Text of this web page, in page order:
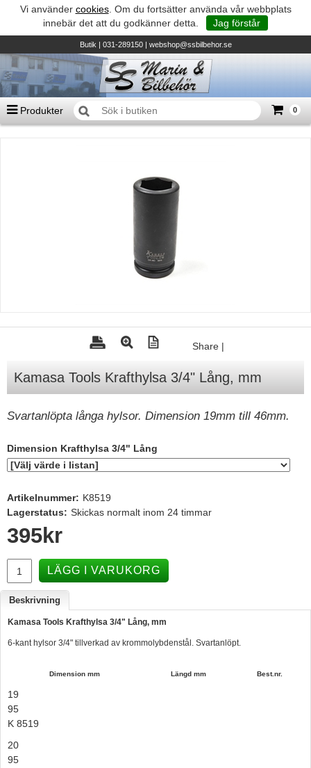
Vi använder cookies. Om du fortsätter använda vår webbplats
innebär det att du godkänner detta.
Jag förstår
Butik| 031-289150 | webshop@ssbilbehor.se
Produkter 0
TILL KASSAN
TK Trailer
Yamaha Servicedelar
Mercury Servicedelar
Garmin
Lowrance
Humminbird
Simrad
B&G
Båttillbehör
Hummertina
CTEK - Batteriladdare
Kamasa Tools - Verktyg
Share |
Kamasa Tools Krafthylsa 3/4" Lång, mm
Svartanlöpta långa hylsor. Dimension 19mm till 46mm.
Dimension Krafthylsa 3/4" Lång
Artikelnummer: K8519
Lagerstatus: Skickas normalt inom 24 timmar
395kr
LÄGG I VARUKORG
Beskrivning
Kamasa Tools Krafthylsa 3/4" Lång, mm
6-kant hylsor 3/4" tillverkad av krommolybdenstål. Svartanlöpt.
Dimension mm Längd mm Best.nr.
19
95
K 8519
20
95